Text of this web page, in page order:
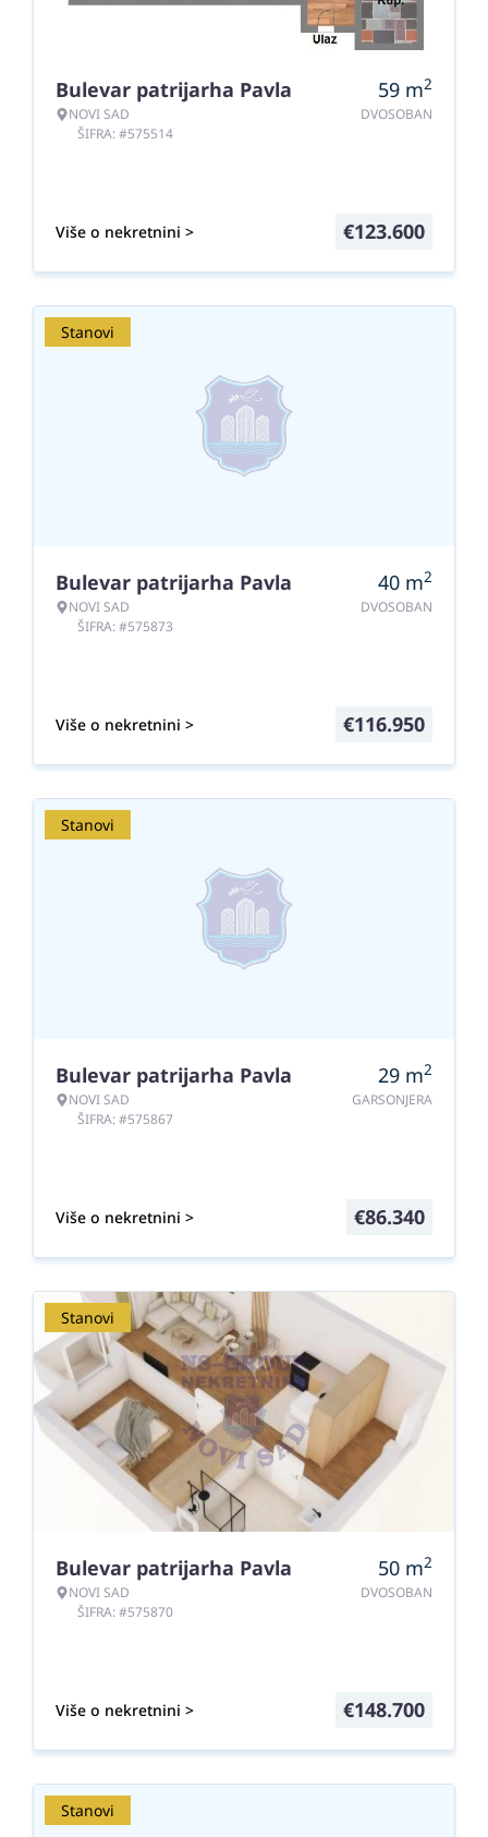
Bulevar patrijarha Pavla
NOVI SAD
ŠIFRA: #575514
59 m2
DVOSOBAN
Više o nekretnini > €123.600
Stanovi
Bulevar patrijarha Pavla
NOVI SAD
ŠIFRA: #575873
40 m2
DVOSOBAN
Više o nekretnini > €116.950
Stanovi
Bulevar patrijarha Pavla
NOVI SAD
ŠIFRA: #575867
29 m2
GARSONJERA
Više o nekretnini > €86.340
Stanovi
Bulevar patrijarha Pavla
NOVI SAD
ŠIFRA: #575870
50 m2
DVOSOBAN
Više o nekretnini > €148.700
Stanovi